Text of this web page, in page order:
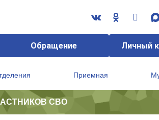
Обращение Личный
Приемная
СВО